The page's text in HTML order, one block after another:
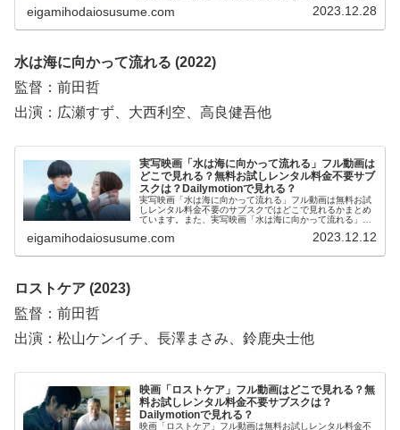
て、映画「老後の資金がありません！」の作品情報・あら
選びや映画本編を見る前の予備知識として役立ててくださ
eigamihodaiosusume.com 2023.12.28
水は海に向かって流れる (2022)
監督：前田哲
出演：広瀬すず、大西利空、高良健吾他
実写映画「水は海に向かって流れる」フル動画は
どこで見れる？無料お試しレンタル料金不要サブ
スクは？Dailymotionで見れる？
実写映画「水は海に向かって流れる」フル動画は無料お試
しレンタル料金不要のサブスクではどこで見れるかまとめ
ています。また、実写映画「水は海に向かって流れる」フ
す。そして、実写映画「水は海に向かって流れる」の作品
信サービス選びや映画本編を見る前の予備知識として役立
eigamihodaiosusume.com 2023.12.12
ロストケア (2023)
監督：前田哲
出演：松山ケンイチ、長澤まさみ、鈴鹿央士他
映画「ロストケア」フル動画はどこで見れる？無
料お試しレンタル料金不要サブスクは？
Dailymotionで見れる？
映画「ロストケア」フル動画は無料お試しレンタル料金不